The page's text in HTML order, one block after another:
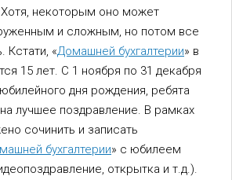
некоторым оно может
и сложным, но потом все
Кстати, «Домашней бухгалтерии» в
15 лет. С 1 ноября по 31 декабря
дня рождения, ребята
лучшее поздравление. В рамках
сочинить и записать
бухгалтерии» с юбилеем
открытка и т.д.).